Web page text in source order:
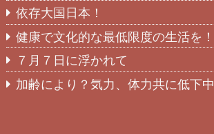
依存大国日本！
健康で文化的な最低限度の生活を！
７月７日に浮かれて
加齢により？気力、体力共に低下中